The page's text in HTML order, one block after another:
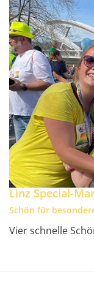
Linz Special-
Schön für
Vier schnelle